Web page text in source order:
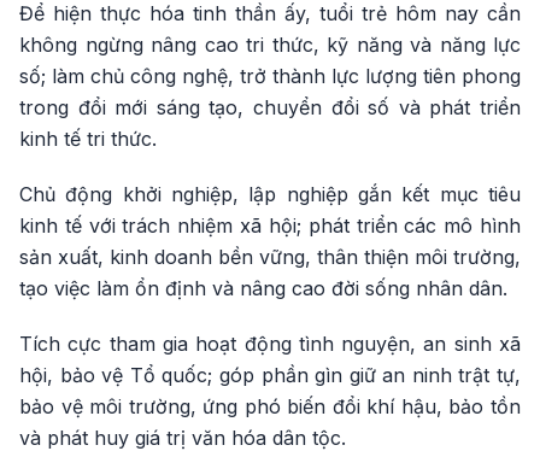
Để hiện thực hóa tinh thần ấy, tuổi trẻ hôm nay cần
không ngừng nâng cao tri thức, kỹ năng và năng lực
số; làm chủ công nghệ, trở thành lực lượng tiên phong
trong đổi mới sáng tạo, chuyển đổi số và phát triển
kinh tế tri thức.
Chủ động khởi nghiệp, lập nghiệp gắn kết mục tiêu
kinh tế với trách nhiệm xã hội; phát triển các mô hình
sản xuất, kinh doanh bền vững, thân thiện môi trường,
tạo việc làm ổn định và nâng cao đời sống nhân dân.
Tích cực tham gia hoạt động tình nguyện, an sinh xã
hội, bảo vệ Tổ quốc; góp phần gìn giữ an ninh trật tự,
bảo vệ môi trường, ứng phó biến đổi khí hậu, bảo tồn
và phát huy giá trị văn hóa dân tộc.